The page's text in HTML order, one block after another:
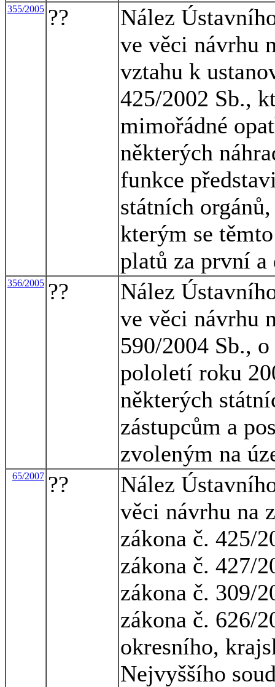
355/2005 ??
Nález
ve věci návrhu
vztahu k
425/2002 Sb.,
mimořádné
některých
funkce
státních
kterým se
platů za první
356/2005 ??
Nález
ve věci návrhu
590/2004 Sb.,
pololetí roku
některých
zástupcům a
zvoleným na
65/2007 ??
Nález
věci návrhu na
zákona č. 425/
zákona č. 427/
zákona č. 309/
zákona č. 626/
okresního,
Nejvyššího